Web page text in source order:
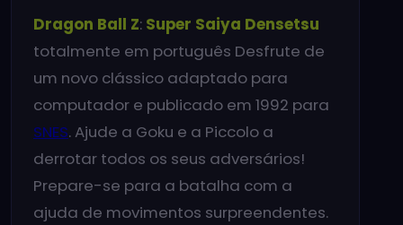
Dragon Ball Z: Super Saiya Densetsu
totalmente em português Desfrute de
um novo clássico adaptado para
computador e publicado em 1992 para
SNES. Ajude a Goku e a Piccolo a
derrotar todos os seus adversários!
Prepare-se para a batalha com a
ajuda de movimentos surpreendentes.